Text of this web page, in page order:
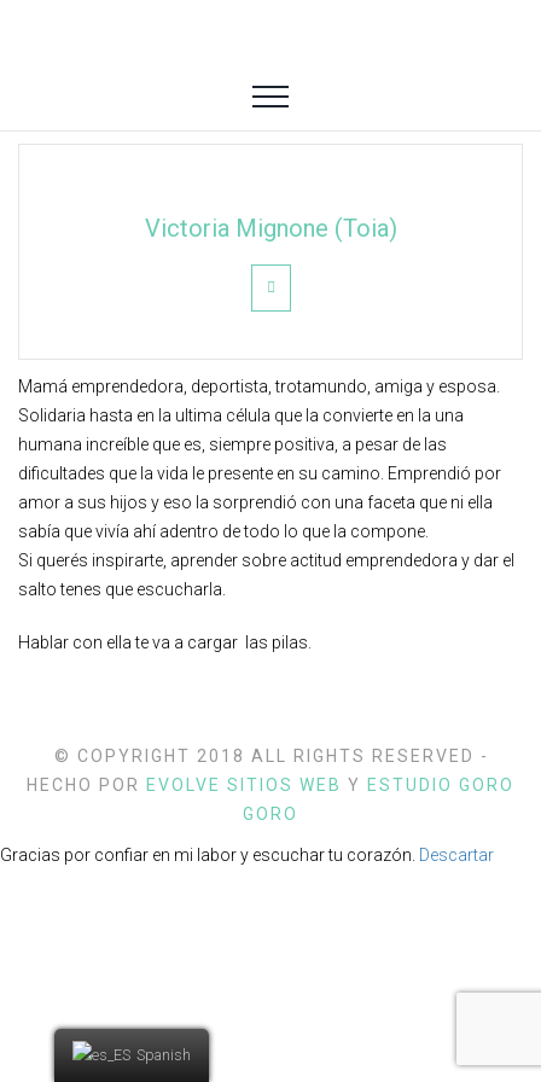
Victoria Mignone (Toia)
Mamá emprendedora, deportista, trotamundo, amiga y esposa.
Solidaria hasta en la ultima célula que la convierte en la una
humana increíble que es, siempre positiva, a pesar de las
dificultades que la vida le presente en su camino. Emprendió por
amor a sus hijos y eso la sorprendió con una faceta que ni ella
sabía que vivía ahí adentro de todo lo que la compone.
Si querés inspirarte, aprender sobre actitud emprendedora y dar el
salto tenes que escucharla.
Hablar con ella te va a cargar las pilas.
© COPYRIGHT 2018 ALL RIGHTS RESERVED -
HECHO POR
EVOLVE SITIOS WEB Y
ESTUDIO GORO
GORO
Gracias por confiar en mi labor y escuchar tu corazón. Descartar
Spanish